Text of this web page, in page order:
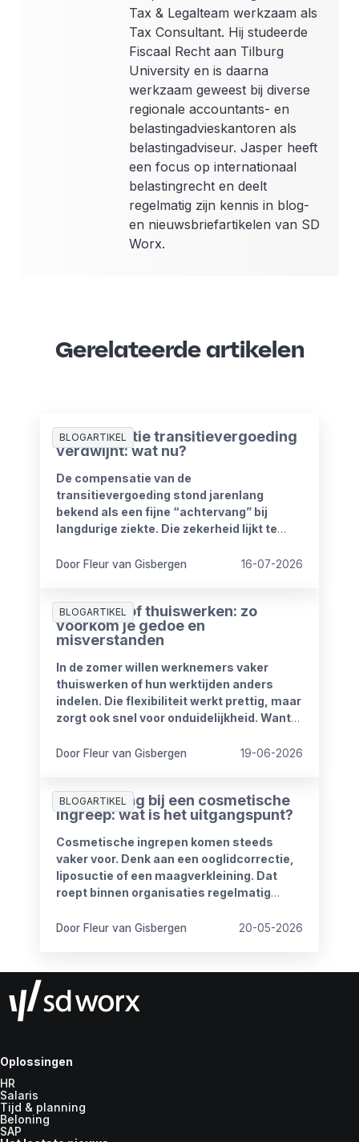
Tax & Legalteam werkzaam als
Tax Consultant. Hij studeerde
Fiscaal Recht aan Tilburg
University en is daarna
werkzaam geweest bij diverse
regionale accountants- en
belastingadvieskantoren als
belastingadviseur. Jasper heeft
een focus op internationaal
belastingrecht en deelt
regelmatig zijn kennis in blog-
en nieuwsbriefartikelen van SD
Worx.
Gerelateerde artikelen
BLOGARTIKEL
Compensatie transitievergoeding
verdwijnt: wat nu?
De compensatie van de
transitievergoeding stond jarenlang
bekend als een fijne “achtervang” bij
langdurige ziekte. Die zekerheid lijkt te
kabinet heeft plannen om de
Door Fleur van Gisbergen 16-07-2026
BLOGARTIKEL
Zomerproof thuiswerken: zo
voorkom je gedoe en
misverstanden
In de zomer willen werknemers vaker
thuiswerken of hun werktijden anders
indelen. Die flexibiliteit werkt prettig, maar
zorgt ook snel voor onduidelijkheid. Want
iemand bereikbaar? En hoe blijft het werk
Door Fleur van Gisbergen 19-06-2026
BLOGARTIKEL
Ziekmelding bij een cosmetische
ingreep: wat is het uitgangspunt?
Cosmetische ingrepen komen steeds
vaker voor. Denk aan een ooglidcorrectie,
liposuctie of een maagverkleining. Dat
roept binnen organisaties regelmatig
Door Fleur van Gisbergen 20-05-2026
Oplossingen
HR
Salaris
Tijd & planning
Beloning
SAP